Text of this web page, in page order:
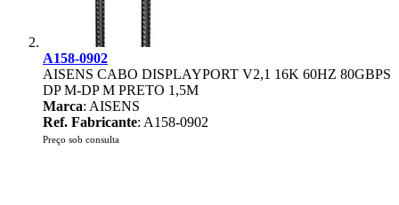
A158-0902
AISENS CABO DISPLAYPORT V2,1 16K 60HZ 80GBPS
DP M-DP M PRETO 1,5M
Marca: AISENS
Ref. Fabricante: A158-0902
Preço sob consulta